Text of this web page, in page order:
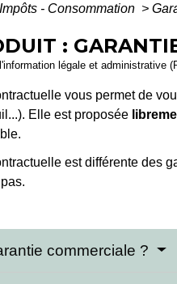
- Consommation >
:
légale et administrative
vous permet de
Elle est proposée
est différente des
commerciale ?